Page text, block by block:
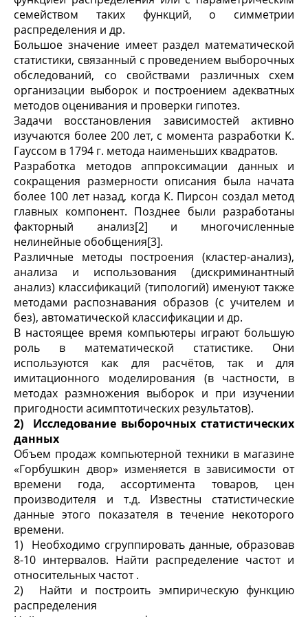
семейством таких функций, о симметрии
распределения и др.
Большое значение имеет раздел математической
статистики, связанный с проведением выборочных
обследований, со свойствами различных схем
организации выборок и построением адекватных
методов оценивания и проверки гипотез.
Задачи восстановления зависимостей активно
изучаются более 200 лет, с момента разработки К.
Гауссом в 1794 г. метода наименьших квадратов.
Разработка методов аппроксимации данных и
сокращения размерности описания была начата
более 100 лет назад, когда К. Пирсон создал метод
главных компонент. Позднее были разработаны
факторный анализ[2] и многочисленные
нелинейные обобщения[3].
Различные методы построения (кластер-анализ),
анализа и использования (дискриминантный
анализ) классификаций (типологий) именуют также
методами распознавания образов (с учителем и
без), автоматической классификации и др.
В настоящее время компьютеры играют большую
роль в математической статистике. Они
используются как для расчётов, так и для
имитационного моделирования (в частности, в
методах размножения выборок и при изучении
пригодности асимптотических результатов).
2) Исследование выборочных статистических
данных
Объем продаж компьютерной техники в магазине
«Горбушкин двор» изменяется в зависимости от
времени года, ассортимента товаров, цен
производителя и т.д. Известны статистические
данные этого показателя в течение некоторого
времени.
1) Необходимо сгруппировать данные, образовав
8-10 интервалов. Найти распределение частот и
относительных частот .
2) Найти и построить эмпирическую функцию
распределения